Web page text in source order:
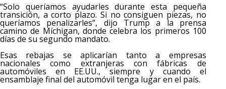
“Solo queríamos ayudarles durante esta pequeña
transición, a corto plazo. Si no consiguen piezas, no
queríamos penalizarles”, dijo Trump a la prensa
camino de Míchigan, donde celebra los primeros 100
días de su segundo mandato.
Esas rebajas se aplicarían tanto a empresas
nacionales como extranjeras con fábricas de
automóviles en EE.UU., siempre y cuando el
ensamblaje final del automóvil tenga lugar en el país.